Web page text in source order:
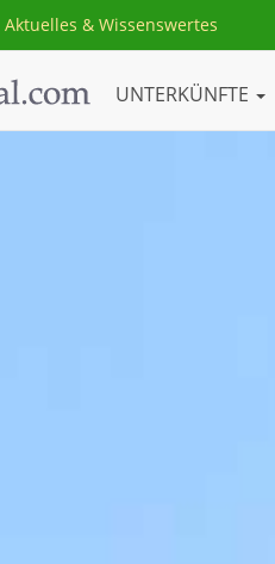
Aktuelles & Wissenswertes
UNTERKÜNFTE